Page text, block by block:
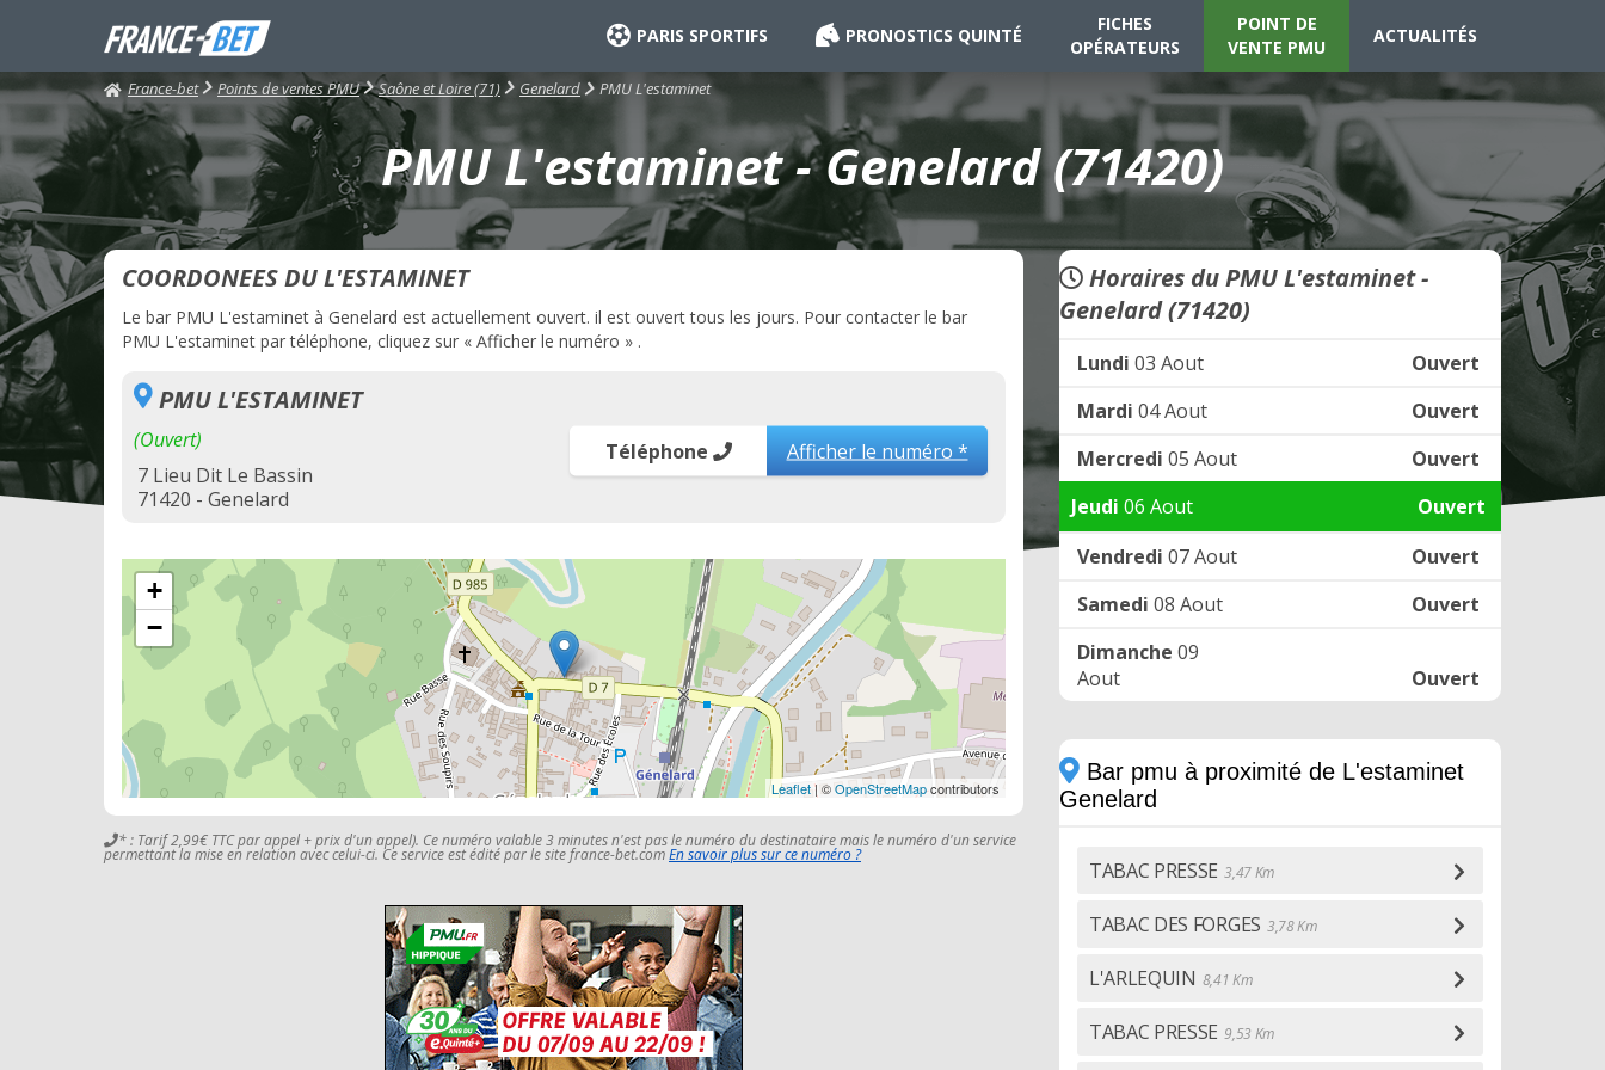
PARIS SPORTIFS PRONOSTICS QUINTÉ
FICHES
OPÉRATEURS
POINT DE
VENTE PMU
ACTUALITÉS
France-bet Points de ventes PMU Saône et Loire (71) Genelard PMU L'estaminet
PMU L'estaminet - Genelard (71420)
COORDONEES DU L'ESTAMINET
Le bar PMU L'estaminet à Genelard est actuellement ouvert. il est ouvert tous les jours. Pour contacter le bar
PMU L'estaminet par téléphone, cliquez sur « Afficher le numéro » .
PMU L'ESTAMINET
(Ouvert)
7 Lieu Dit Le Bassin
71420 - Genelard
Téléphone Afficher le numéro *
+
−
Leaflet| ©OpenStreetMapcontributors
* : Tarif 2,99€ TTC par appel + prix d'un appel). Ce numéro valable 3 minutes n'est pas le numéro du destinataire mais le numéro d'un service
permettant la mise en relation avec celui-ci. Ce service est édité par le site france-bet.comEn savoir plus sur ce numéro ?
Horaires du PMU L'estaminet -
Genelard (71420)
Lundi 03 Aout
Ouvert
Mardi 04 Aout
Ouvert
Mercredi 05 Aout
Ouvert
Jeudi 06 Aout
Ouvert
Vendredi 07 Aout
Ouvert
Samedi 08 Aout
Ouvert
Dimanche 09
Aout
Ouvert
Bar pmu à proximité de L'estaminet
Genelard
TABAC PRESSE 3,47 Km
TABAC DES FORGES 3,78 Km
L'ARLEQUIN 8,41 Km
TABAC PRESSE 9,53 Km